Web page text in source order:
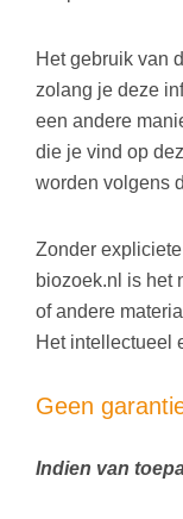
Het gebruik van
zolang je deze
een andere
die je vind op
worden volgens
Zonder
biozoek.nl is het
of andere
Het intellectueel
Geen
Indien van